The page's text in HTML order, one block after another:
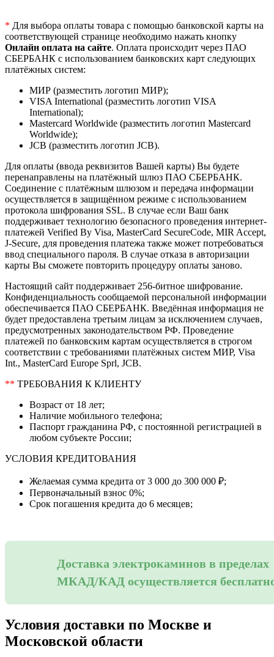
* Для выбора оплаты товара с помощью банковской карты на
соответствующей странице необходимо нажать кнопку
Онлайн оплата на сайте. Оплата происходит через ПАО
СБЕРБАНК с использованием банковских карт следующих
платёжных систем:
МИР (разместить логотип МИР);
VISA International (разместить логотип VISA
International);
Mastercard Worldwide (разместить логотип Mastercard
Worldwide);
JCB (разместить логотип JCB).
Для оплаты (ввода реквизитов Вашей карты) Вы будете
перенаправлены на платёжный шлюз ПАО СБЕРБАНК.
Соединение с платёжным шлюзом и передача информации
осуществляется в защищённом режиме с использованием
протокола шифрования SSL. В случае если Ваш банк
поддерживает технологию безопасного проведения интернет-
платежей Verified By Visa, MasterCard SecureCode, MIR Accept,
J-Secure, для проведения платежа также может потребоваться
ввод специального пароля. В случае отказа в авторизации
карты Вы сможете повторить процедуру оплаты заново.
Настоящий сайт поддерживает 256-битное шифрование.
Конфиденциальность сообщаемой персональной информации
обеспечивается ПАО СБЕРБАНК. Введённая информация не
будет предоставлена третьим лицам за исключением случаев,
предусмотренных законодательством РФ. Проведение
платежей по банковским картам осуществляется в строгом
соответствии с требованиями платёжных систем МИР, Visa
Int., MasterCard Europe Sprl, JCB.
** ТРЕБОВАНИЯ К КЛИЕНТУ
Возраст от 18 лет;
Наличие мобильного телефона;
Паспорт гражданина РФ, с постоянной регистрацией в
любом субъекте России;
УСЛОВИЯ КРЕДИТОВАНИЯ
Желаемая сумма кредита от 3 000 до 300 000 ₽;
Первоначальный взнос 0%;
Срок погашения кредита до 6 месяцев;
Доставка электрокаминов в пределах
МКАД/КАД осуществляется
Условия доставки по Москве и
Московской области